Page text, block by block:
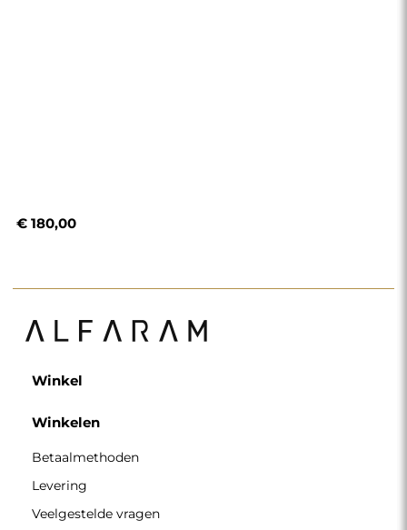
€ 180,00
Winkel
Winkelen
Betaalmethoden
Levering
Veelgestelde vragen